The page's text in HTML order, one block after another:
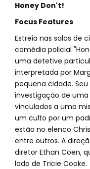
Honey Don't!
Focus Features
Estreia nas salas de
comédia policial
uma detetive
interpretada por
pequena cidade.
investigação de uma
vinculados a uma
um culto por um
estão no elenco
entre outros. A
diretor Ethan Coen,
lado de Tricie Cooke.